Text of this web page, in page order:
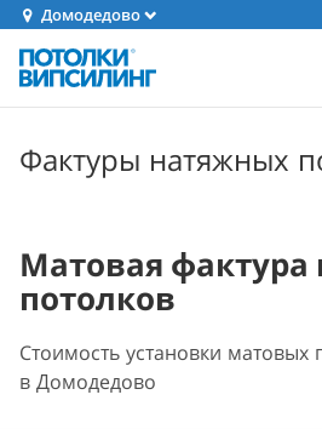
Домодедово
Фактуры натяжных
Матовая
потолков
Стоимость установки матовых
в Домодедово